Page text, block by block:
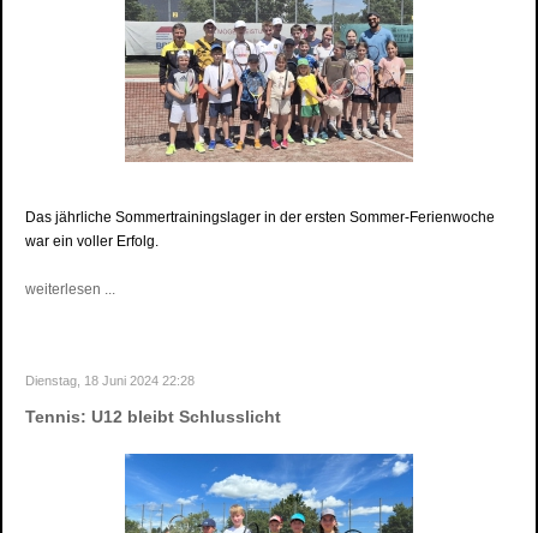
Das jährliche Sommertrainingslager in der ersten Sommer-Ferienwoche
war ein voller Erfolg.
weiterlesen ...
Dienstag, 18 Juni 2024 22:28
Tennis: U12 bleibt Schlusslicht